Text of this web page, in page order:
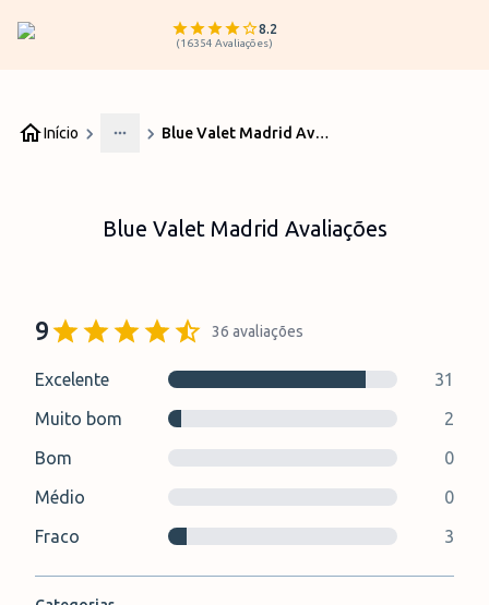
8.2
(16354 Avaliações)
Início
More
Blue Valet Madrid Avaliações
Blue Valet Madrid Avaliações
9 36 avaliações
Excelente
31
Muito bom
2
Bom
0
Médio
0
Fraco
3